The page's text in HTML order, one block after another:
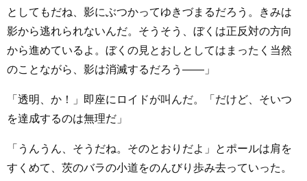
としてもだね、影にぶつかってゆきづまるだろう。きみは
影から逃れられないんだ。そうそう、ぼくは正反対の方向
から進めているよ。ぼくの見とおしとしてはまったく当然
のことながら、影は消滅するだろう――」
「透明、か！」即座にロイドが叫んだ。「だけど、そいつ
を達成するのは無理だ」
「うんうん、そうだね。そのとおりだよ」とポールは肩を
すくめて、茨のバラの小道をのんびり歩み去っていった。